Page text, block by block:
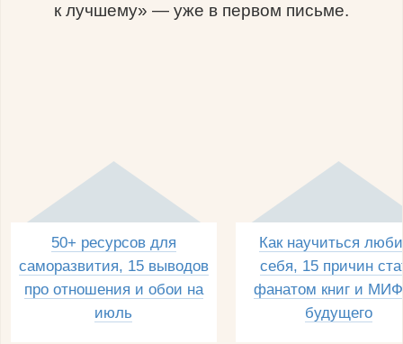
к лучшему» — уже в первом письме.
50+ ресурсов для
саморазвития, 15 выводов
про отношения и обои на
июль
Как научиться
себя, 15 причин
фанатом книг и
будущего